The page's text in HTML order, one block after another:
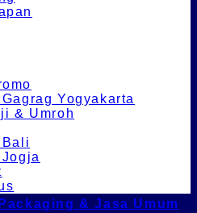
Yogyakarta
& Umroh
Bali
& Jasa Umum